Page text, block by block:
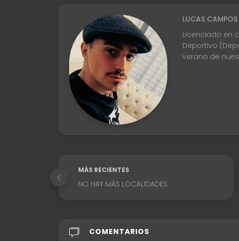
LUCAS CAMPOS
Licenciado en
Deportivo
verano de
MÁS RECIENTES
NO HAY MÁS LOCALIDADES
COMENTARIOS